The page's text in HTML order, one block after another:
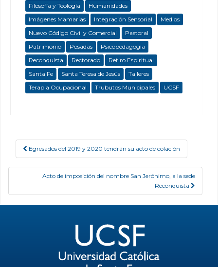
Filosofía y Teología
Humanidades
Imágenes Mamarias
Integración Sensorial
Medios
Nuevo Código Civil y Comercial
Pastoral
Patrimonio
Posadas
Psicopedagogía
Reconquista
Rectorado
Retiro Espiritual
Santa Fe
Santa Teresa de Jesús
Talleres
Terapia Ocupacional
Trubutos Municipales UCSF
Post navigation
Egresados del 2019 y 2020 tendrán su acto de colación
Acto de imposición del nombre San Jerónimo, a la sede
Reconquista